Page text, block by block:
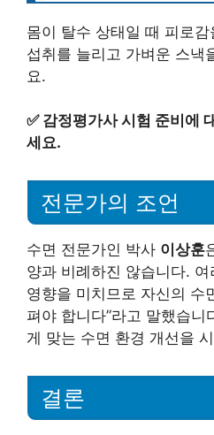
몸이 탈수 상태일 때 피로
섭취를 늘리고 가벼운 스낵
요.
✅ 감정평가사 시험 준비에
세요.
전문가의 조언
수면 전문가인 박사 이상훈
양과 비례하진 않습니다.
영향을 미치므로 자신의 수
펴야 합니다”라고 말했습니
게 맞는 수면 환경 개선을
결론